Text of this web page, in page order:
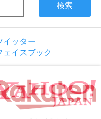
検索